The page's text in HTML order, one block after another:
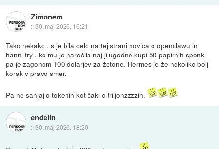
Zimonem
::30. maj 2026, 16:21
Tako nekako , s je bila celo na tej strani novica o openclawu in
hanni fry , ko mu je naročila naj ji ugodno kupi 50 papirnih sponk
pa je zagonom 100 dolarjev za žetone. Hermes je že nekoliko bolj
korak v pravo smer.
Pa ne sanjaj o tokenih kot čaki o triljonzzzzih.
endelin
::30. maj 2026, 18:20